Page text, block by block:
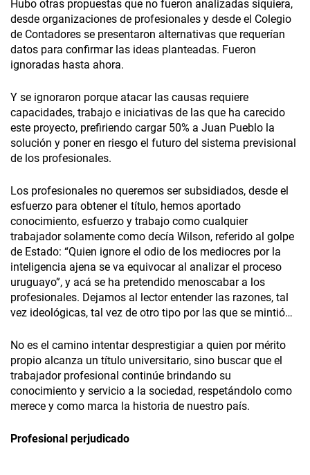
Hubo otras propuestas que no fueron analizadas siquiera,
desde organizaciones de profesionales y desde el Colegio
de Contadores se presentaron alternativas que requerían
datos para confirmar las ideas planteadas. Fueron
ignoradas hasta ahora.
Y se ignoraron porque atacar las causas requiere
capacidades, trabajo e iniciativas de las que ha carecido
este proyecto, prefiriendo cargar 50% a Juan Pueblo la
solución y poner en riesgo el futuro del sistema previsional
de los profesionales.
Los profesionales no queremos ser subsidiados, desde el
esfuerzo para obtener el título, hemos aportado
conocimiento, esfuerzo y trabajo como cualquier
trabajador solamente como decía Wilson, referido al golpe
de Estado: “Quien ignore el odio de los mediocres por la
inteligencia ajena se va equivocar al analizar el proceso
uruguayo”, y acá se ha pretendido menoscabar a los
profesionales. Dejamos al lector entender las razones, tal
vez ideológicas, tal vez de otro tipo por las que se mintió…
No es el camino intentar desprestigiar a quien por mérito
propio alcanza un título universitario, sino buscar que el
trabajador profesional continúe brindando su
conocimiento y servicio a la sociedad, respetándolo como
merece y como marca la historia de nuestro país.
Profesional perjudicado